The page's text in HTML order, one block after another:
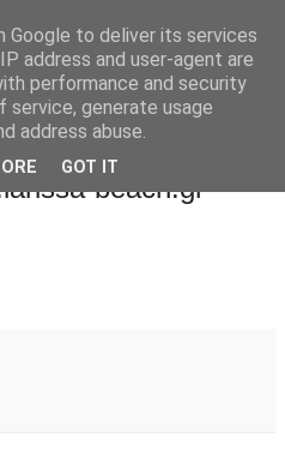
beach.gr
Google to deliver its services
address and user-agent are
performance and security
generate usage
address abuse.
GOT IT